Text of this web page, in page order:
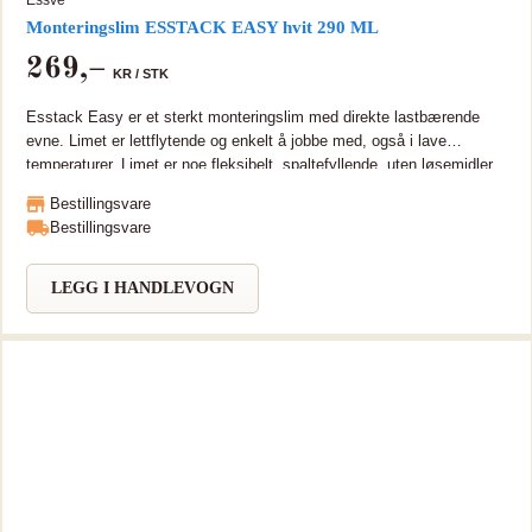
Monteringslim ESSTACK EASY hvit 290 ML
269,– KR / STK
Esstack Easy er et sterkt monteringslim med direkte lastbærende
evne. Limet er lettflytende og enkelt å jobbe med, også i lave
temperaturer. Limet er noe fleksibelt, spaltefyllende, uten løsemidler
materialer i all slags vær. Brukes til betong, stein, gips, tre, metall,
glass, speil, isopor etc. Kan også benyttes i maritime miljøer. Limet
er noe fleksibelt, spaltefyllende, uten løsemidler og luktfritt. Produktet
skader ikke ømtålig materiale som isopor, speil etc. Kan erstatte
spiker og skruer. Produktet tilfredsstiller kravene i henhold til
Bestillingsvare
Bestillingsvare
LEGG I HANDLEVOGN